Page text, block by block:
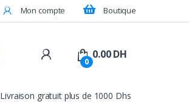
Mon compte Boutique
0
0.00DH
Livraison gratuit plus de 1000 Dhs